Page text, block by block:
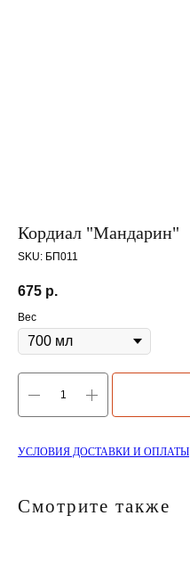
Кордиал "Мандарин"
SKU: БП011
675 р.
Вес
УСЛОВИЯ ДОСТАВКИ И ОПЛАТЫ
Смотрите также